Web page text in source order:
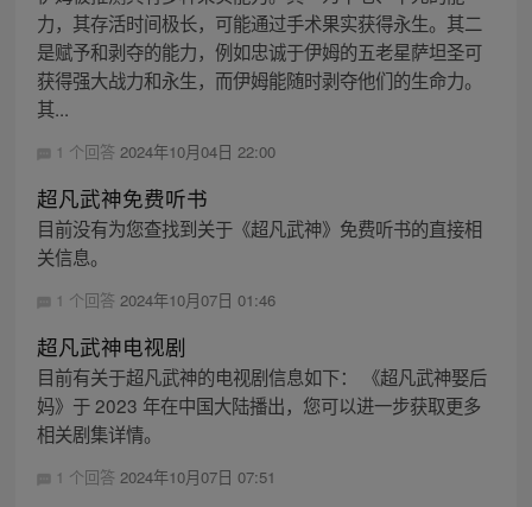
力，其存活时间极长，可能通过手术果实获得永生。其二
是赋予和剥夺的能力，例如忠诚于伊姆的五老星萨坦圣可
获得强大战力和永生，而伊姆能随时剥夺他们的生命力。
其...
1 个回答 2024年10月04日 22:00
超凡武神免费听书
目前没有为您查找到关于《超凡武神》免费听书的直接相
关信息。
1 个回答 2024年10月07日 01:46
超凡武神电视剧
目前有关于超凡武神的电视剧信息如下： 《超凡武神娶后
妈》于 2023 年在中国大陆播出，您可以进一步获取更多
相关剧集详情。
1 个回答 2024年10月07日 07:51